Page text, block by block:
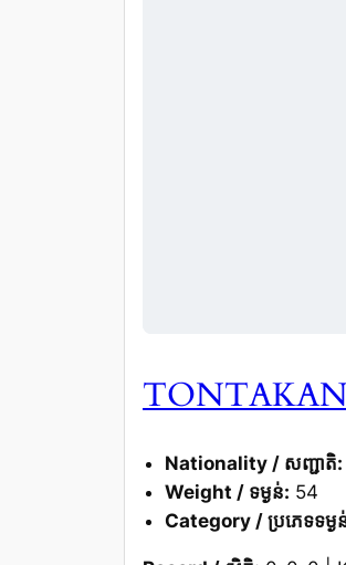
Nationality / សញ្ជាតិ:
Weight / ទម្ងន់: 54
Category / ប្រភេទទម្ង